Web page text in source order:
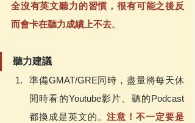
全沒有英文聽力的習慣，很有可能之後反
而會卡在聽力成績上不去。
聽力建議
準備GMAT/GRE同時，盡量將每天休
閒時看的Youtube影片、聽的Podcast
都換成是英文的。注意！不一定要是